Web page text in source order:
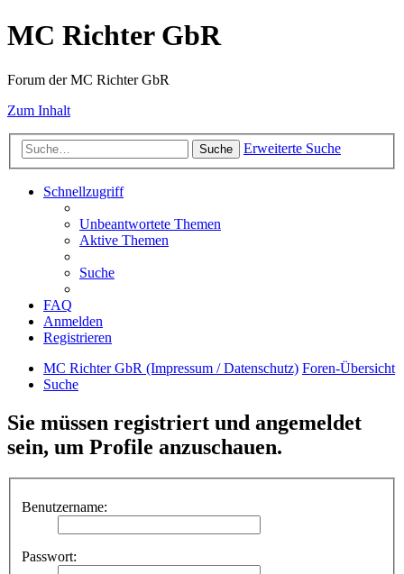
MC Richter GbR
Forum der MC Richter GbR
Zum Inhalt
Suche Erweiterte Suche
Schnellzugriff
Unbeantwortete Themen
Aktive Themen
Suche
FAQ
Anmelden
Registrieren
MC Richter GbR (Impressum / Datenschutz) Foren-Übersicht
Suche
Sie müssen registriert und angemeldet
sein, um Profile anzuschauen.
Benutzername:
Passwort: